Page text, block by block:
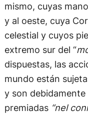
mismo, cuyas
y al oeste, cuya
celestial y cuyos
extremo sur del “
dispuestas, las
mundo están
y son
premiadas “nel